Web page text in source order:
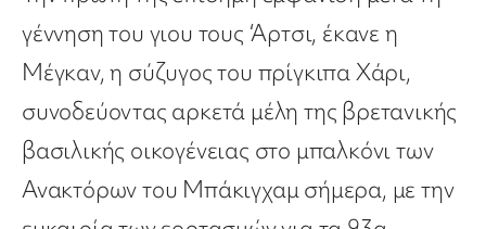
γέννηση του γιου τους ‘Αρτσι, έκανε η
Μέγκαν, η σύζυγος του πρίγκιπα Χάρι,
συνοδεύοντας αρκετά μέλη της βρετανικής
βασιλικής οικογένειας στο μπαλκόνι των
Ανακτόρων του Μπάκιγχαμ σήμερα, με την